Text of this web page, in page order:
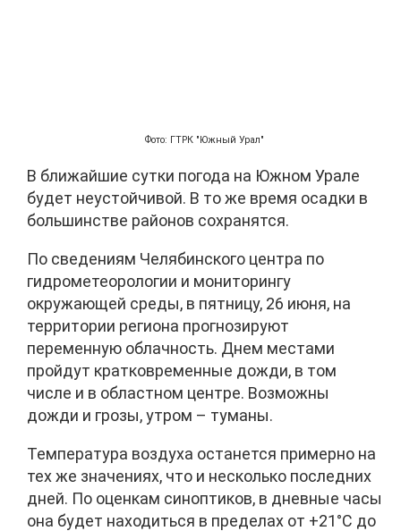
Фото: ГТРК "Южный Урал"
В ближайшие сутки погода на Южном Урале
будет неустойчивой. В то же время осадки в
большинстве районов сохранятся.
По сведениям Челябинского центра по
гидрометеорологии и мониторингу
окружающей среды, в пятницу, 26 июня, на
территории региона прогнозируют
переменную облачность. Днем местами
пройдут кратковременные дожди, в том
числе и в областном центре. Возможны
дожди и грозы, утром – туманы.
Температура воздуха останется примерно на
тех же значениях, что и несколько последних
дней. По оценкам синоптиков, в дневные часы
она будет находиться в пределах от +21°С до